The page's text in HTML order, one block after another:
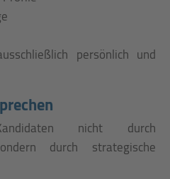
persönlich und
nicht durch
durch strategische